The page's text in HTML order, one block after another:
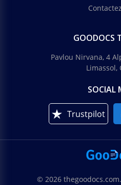
GOODOCS
Pavlou Nirvana, 4
Limassol,
SOCIAL
Trustpilot
© 2026